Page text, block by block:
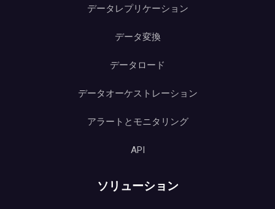
データレプリケーション
データ変換
データロード
データオーケストレーション
アラートとモニタリング
API
ソリューション